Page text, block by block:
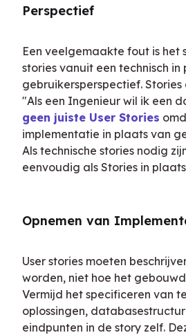
Perspectief
Een veelgemaakte fout is het
stories vanuit een technisch in
gebruikersperspectief.
"Als een Ingenieur wil ik een
geen juiste User Stories
implementatie in plaats van
Als technische stories nodig
eenvoudig als Stories in
Opnemen van
User stories moeten
worden, niet hoe het
Vermijd het specificeren van
oplossingen,
eindpunten in de story zelf.